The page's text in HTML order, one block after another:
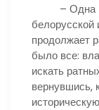
– Одна из
продолжает
было все:
искать
вернувшись,